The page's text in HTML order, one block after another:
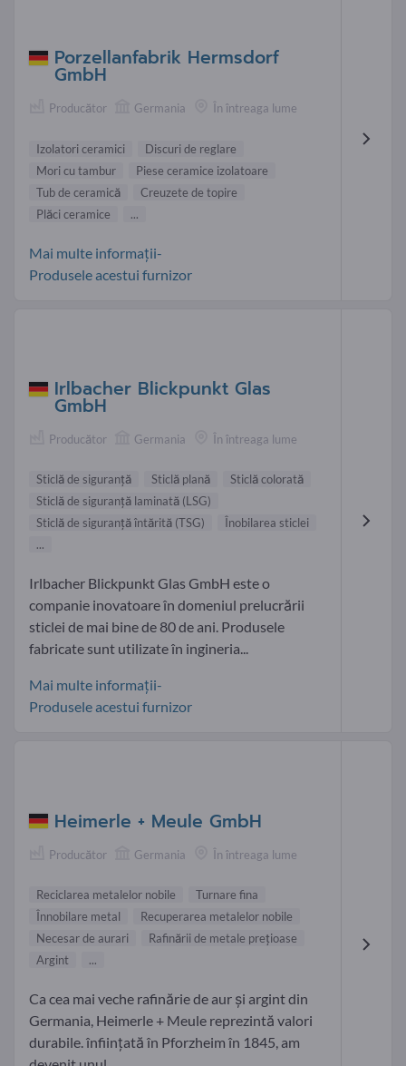
Porzellanfabrik Hermsdorf
GmbH
Producător Germania În întreaga lume
Izolatori ceramici
Discuri de reglare
Mori cu tambur
Piese ceramice izolatoare
Tub de ceramică
Creuzete de topire
Plăci ceramice
...
Mai multe informații-
Produsele acestui furnizor
Irlbacher Blickpunkt Glas
GmbH
Producător Germania În întreaga lume
Sticlă de siguranţă Sticlă plană
Sticlă colorată
Sticlă de siguranță laminată (LSG)
Sticlă de siguranță întărită (TSG)
Înobilarea sticlei
...
Irlbacher Blickpunkt Glas GmbH este o
companie inovatoare în domeniul prelucrării
sticlei de mai bine de 80 de ani. Produsele
fabricate sunt utilizate în ingineria...
Mai multe informații-
Produsele acestui furnizor
Heimerle + Meule GmbH
Producător Germania În întreaga lume
Reciclarea metalelor nobile
Turnare fina
Înnobilare metal
Recuperarea metalelor nobile
Necesar de aurari
Rafinării de metale prețioase
Argint
...
Ca cea mai veche rafinărie de aur și argint din
Germania, Heimerle + Meule reprezintă valori
durabile. înființată în Pforzheim în 1845, am